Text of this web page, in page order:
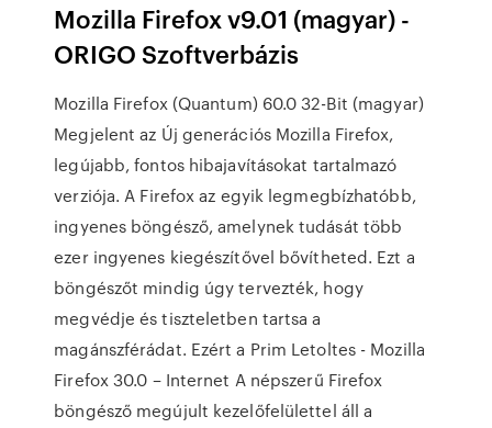
Mozilla Firefox v9.01 (magyar) -
ORIGO Szoftverbázis
Mozilla Firefox (Quantum) 60.0 32-Bit (magyar)
Megjelent az Új generációs Mozilla Firefox,
legújabb, fontos hibajavításokat tartalmazó
verziója. A Firefox az egyik legmegbízhatóbb,
ingyenes böngésző, amelynek tudását több
ezer ingyenes kiegészítővel bővítheted. Ezt a
böngészőt mindig úgy tervezték, hogy
megvédje és tiszteletben tartsa a
magánszférádat. Ezért a Prim Letoltes - Mozilla
Firefox 30.0 – Internet A népszerű Firefox
böngésző megújult kezelőfelülettel áll a